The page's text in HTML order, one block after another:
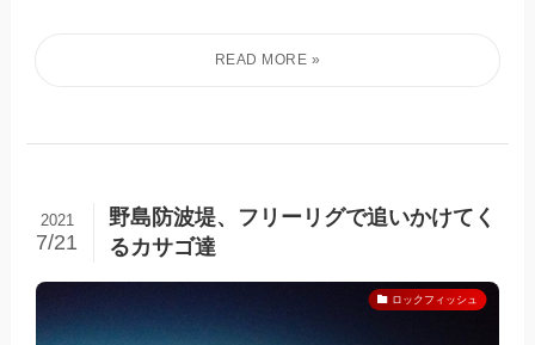
野島防波堤、フリーリグで追いかけてく
るカサゴ達
2021
7/21
ロックフィッシュ